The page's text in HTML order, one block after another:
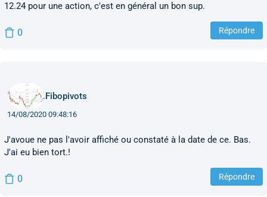
12.24 pour une action, c'est en général un bon sup.
0 Répondre
Fibopivots
14/08/2020 09:48:16
J'avoue ne pas l'avoir affiché ou constaté à la date de ce. Bas.
J'ai eu bien tort.!
0 Répondre